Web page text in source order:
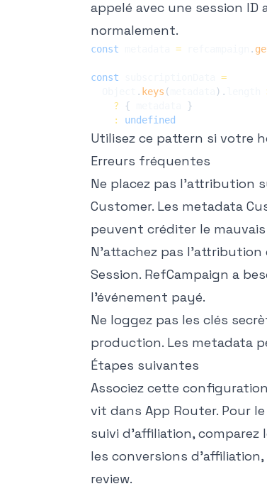
appelé avec une session
normalement.
const = .
const
=
. keys ( ) .
?
{
}
:
undefined
Utilisez ce pattern si votre
Erreurs fréquentes
Ne placez pas l'attribution
Customer. Les metadata
peuvent créditer le
N'attachez pas l'attribution
Session. RefCampaign a
l'événement payé.
Ne loggez pas les clés
production. Les metadata
Étapes suivantes
Associez cette
vit dans App Router. Pour
suivi d'affiliation,
les conversions d'affiliation
review.